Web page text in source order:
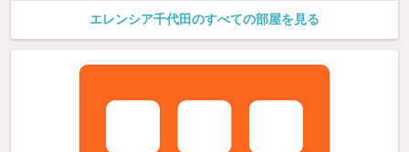
エレンシア千代田のすべての部屋を見る